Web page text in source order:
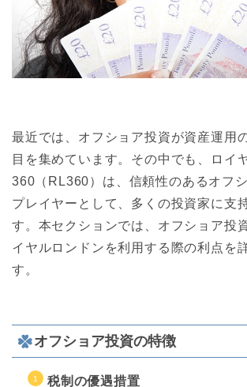
最近では、オフショア投資が資産運用
目を集めています。その中でも、ロイ
360（RL360）は、信頼性のあるオフ
プレイヤーとして、多くの投資家に支
す。本セクションでは、オフショア投
イヤルロンドンを利用する際の利点を
す。
オフショア投資の特徴
税制の優遇措置